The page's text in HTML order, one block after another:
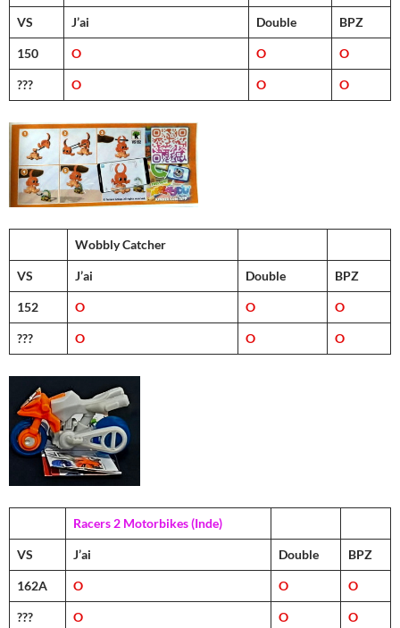
VS J’ai Double BPZ
150 O O O
??? O O O
Wobbly Catcher
VS J’ai Double BPZ
152 O O O
??? O O O
Racers 2 Motorbikes (Inde)
VS J’ai Double BPZ
162A O O O
??? O O O